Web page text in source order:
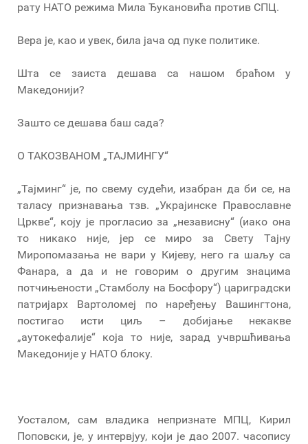
рату НАТО режима Мила Ђукановића против СПЦ.
Вера је, као и увек, била јача од пуке политике.
Шта се заиста дешава са нашом браћом у
Македонији?
Зашто се дешава баш сада?
О ТАКОЗВАНОМ „ТАЈМИНГУ“
„Тајминг“ је, по свему судећи, изабран да би се, на
таласу признавања тзв. „Украјинске Православне
Цркве“, коју је прогласио за „независну“ (иако она
то никако није, јер се миро за Свету Тајну
Миропомазања не вари у Кијеву, него га шаљу са
Фанара, а да и не говорим о другим знацима
потчињености „Стамболу на Босфору“) цариградски
патријарх Вартоломеј по наређењу Вашингтона,
постигао исти циљ – добијање некакве
„аутокефалије“ која то није, зарад учвршћивања
Македоније у НАТО блоку.
Уосталом, сам владика непризнате МПЦ, Кирил
Поповски, је, у интервјуу, који је дао 2007. часопису